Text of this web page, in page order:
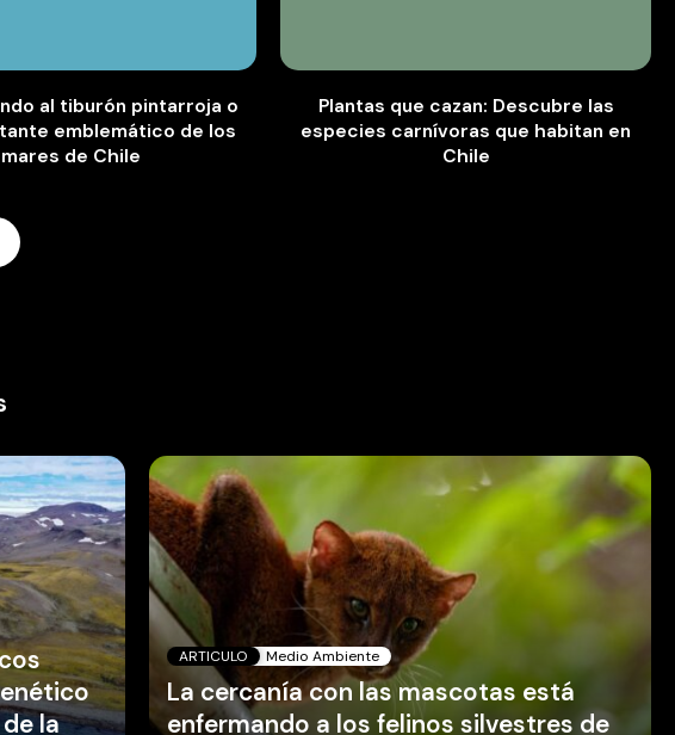
al tiburón pintarroja o
emblemático de los
mares de Chile
Plantas que cazan: Descubre las
especies carnívoras que habitan en
Chile
la
ARTICULO Medio Ambiente
La cercanía con las mascotas está
enfermando a los felinos silvestres de